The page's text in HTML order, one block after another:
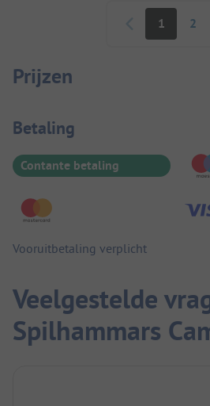
1 2
Prijzen
Betaalinformatie
Betaling
Contante betaling
Vooruitbetaling verplicht
Veelgestelde
Spilhammars